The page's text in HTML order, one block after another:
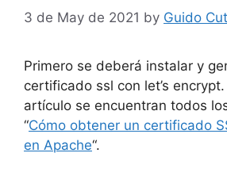
3 de May de 2021 by Guido
Primero se deberá instalar y
certificado ssl con let’s
artículo se encuentran todos
“Cómo obtener un certificado
en Apache“.